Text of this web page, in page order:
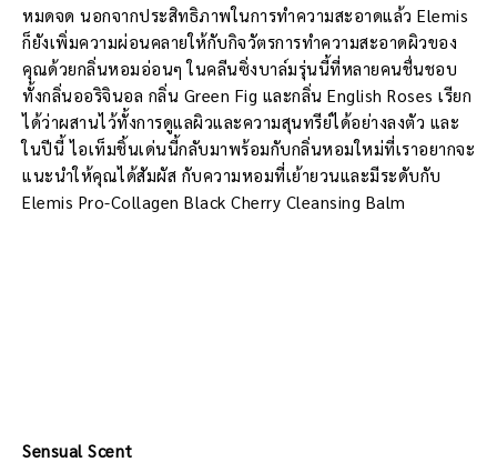
หมดจด นอกจากประสิทธิภาพในการทำความสะอาดแล้ว Elemis
ก็ยังเพิ่มความผ่อนคลายให้กับกิจวัตรการทำความสะอาดผิวของ
คุณด้วยกลิ่นหอมอ่อนๆ ในคลีนซิ่งบาล์มรุ่นนี้ที่หลายคนชื่นชอบ
ทั้งกลิ่นออริจินอล กลิ่น Green Fig และกลิ่น English Roses เรียก
ได้ว่าผสานไว้ทั้งการดูแลผิวและความสุนทรีย์ได้อย่างลงตัว และ
ในปีนี้ ไอเท็มชิ้นเด่นนี้กลับมาพร้อมกับกลิ่นหอมใหม่ที่เราอยากจะ
แนะนำให้คุณได้สัมผัส กับความหอมที่เย้ายวนและมีระดับกับ
Elemis Pro-Collagen Black Cherry Cleansing Balm
Sensual Scent